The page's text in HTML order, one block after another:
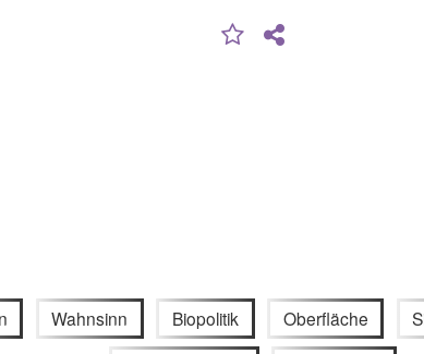
Wahnsinn Biopolitik Oberfläche